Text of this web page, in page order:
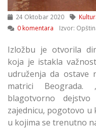
24 Oktobar 2020
0 komentara
Izvor:
Izložbu je otvorila
koja je istakla
udruženja da ostave
matrici
blagotvorno
zajednicu, pogotovo u
u kojima se trenutno